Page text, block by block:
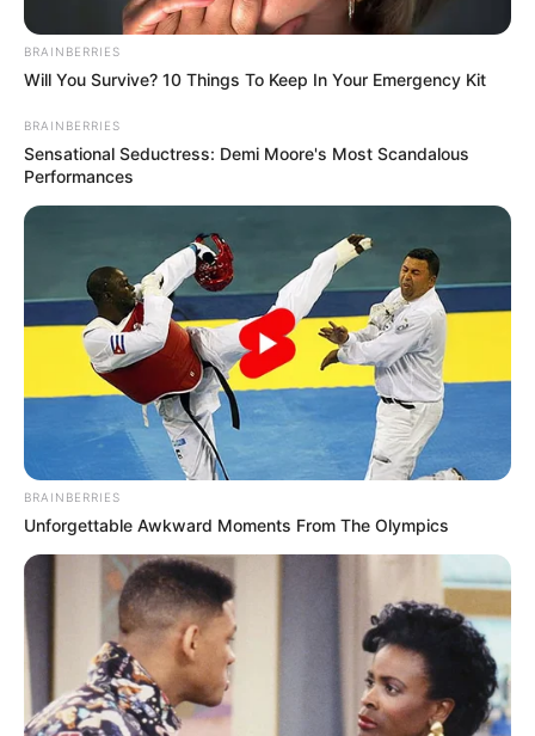
BRAINBERRIES
Will You Survive? 10 Things To Keep In Your Emergency Kit
BRAINBERRIES
Sensational Seductress: Demi Moore's Most Scandalous
Performances
BRAINBERRIES
Unforgettable Awkward Moments From The Olympics